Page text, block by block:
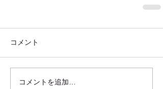
コメント
コメントを追加…